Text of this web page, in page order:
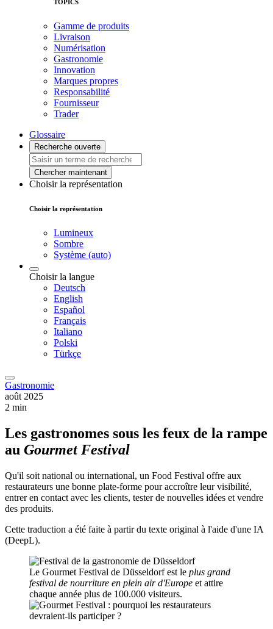
TOPICS
Gamme de produits
Livraison
Numérisation
Gastronomie
Innovation
Marques propres
Responsabilité
Fournisseur
Trader
Glossaire
Recherche ouverte
Chercher maintenant
Choisir la représentation
Choisir la représentation
Lumineux
Sombre
Système (auto)
Choisir la langue
Deutsch
English
Español
Français
Italiano
Polski
Türkçe
Gastronomie
août 2025
2 min
Les gastronomes sous les feux de la rampe
au Gourmet Festival
Qu'il soit national ou international, un Food Festival offre aux
restaurateurs une bonne plate-forme pour accroître leur visibilité,
entrer en contact avec les clients, tester de nouvelles idées et vendre
des produits.
Cette traduction a été faite à partir du texte original à l'aide d'une IA
(DeepL).
Le Gourmet Festival de Düsseldorf est le plus grand
festival de nourriture en plein air d'Europe et attire
chaque année plus de 100.000 visiteurs.